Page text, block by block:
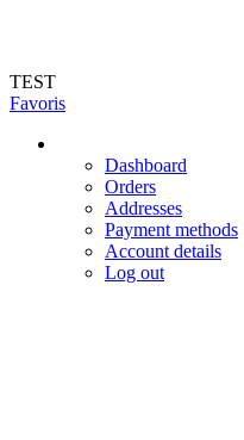
TEST
Favoris
Dashboard
Orders
Addresses
Payment methods
Account details
Log out